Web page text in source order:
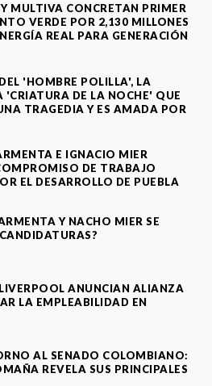
MULTIVA CONCRETAN PRIMER
VERDE POR 2,130 MILLONES
REAL PARA GENERACIÓN
'HOMBRE POLILLA', LA
'CRIATURA DE LA NOCHE' QUE
TRAGEDIA Y ES AMADA POR
E IGNACIO MIER
DE TRABAJO
EL DESARROLLO DE PUEBLA
Y NACHO MIER SE
ANUNCIAN ALIANZA
LA EMPLEABILIDAD EN
AL SENADO COLOMBIANO:
REVELA SUS PRINCIPALES